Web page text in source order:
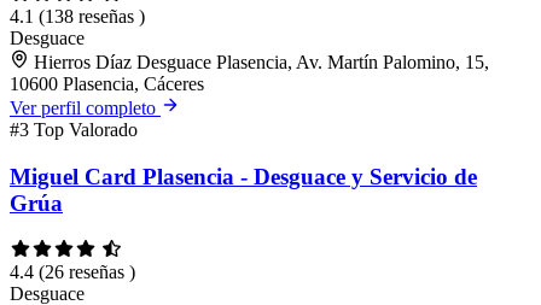
4.1 (138 reseñas )
Desguace
Hierros Díaz Desguace Plasencia, Av. Martín Palomino, 15,
10600 Plasencia, Cáceres
Ver perfil completo
#3 Top Valorado
Miguel Card Plasencia - Desguace y Servicio de
Grúa
4.4 (26 reseñas )
Desguace